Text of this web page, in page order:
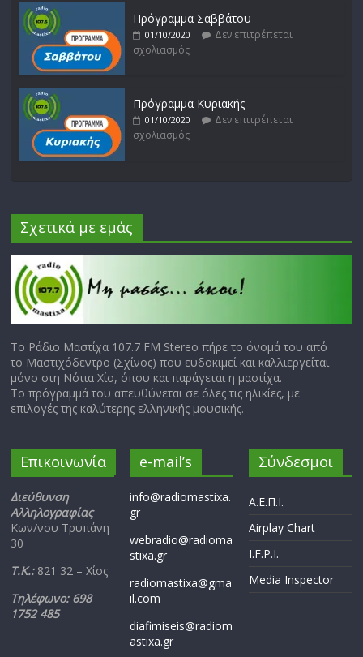
Πρόγραμμα Σαββάτου
01/10/2020
Δεν επιτρέπεται
σχολιασμός
Πρόγραμμα Κυριακής
01/10/2020
Δεν επιτρέπεται
σχολιασμός
Σχετικά με εμάς
Το Ράδιο Μαστίχα 107.7 FM Stereo πήρε το όνομά του από
το Μαστιχόδεντρο (Σχίνος) που ευδοκιμεί και καλλιεργείται
μόνο στη Νότια Χίο, όπου και παράγεται η μαστίχα.
Το πρόγραμμά του απευθύνεται σε όλες τις ηλικίες, με
επιλογές της καλύτερης ελληνικής μουσικής.
Επικοινωνία
Διεύθυνση
Αλληλογραφίας
Κων/νου Τρυπάνη
30
Τ.Κ.: 821 32 – Χίος
Τηλέφωνο: 698
1752 485
e-mail’s
info@radiomastixa.
gr
webradio@radioma
stixa.gr
radiomastixa@gma
il.com
diafimiseis@radiom
astixa.gr
Σύνδεσμοι
Α.Ε.Π.Ι.
Airplay Chart
I.F.P.I.
Media Inspector